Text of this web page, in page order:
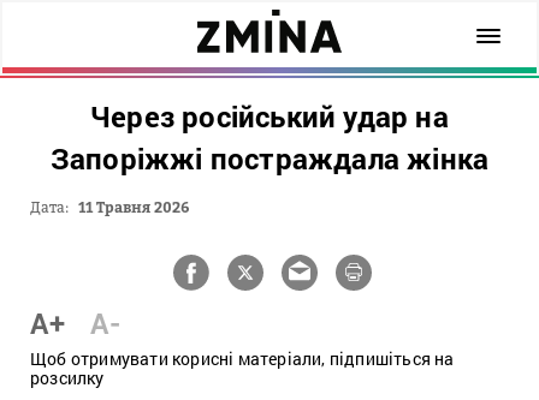
Через російський удар на
Запоріжжі постраждала жінка
Дата: 11 Травня 2026
A+ A-
Щоб отримувати корисні матеріали, підпишіться на
розсилку